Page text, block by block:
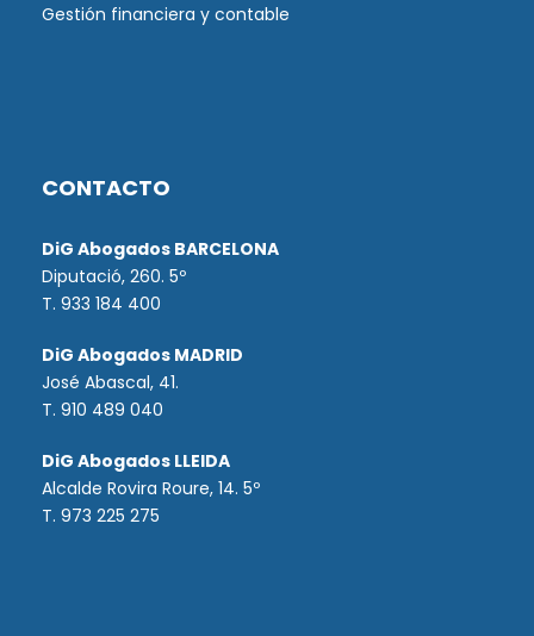
Gestión financiera y contable
CONTACTO
DiG Abogados BARCELONA
Diputació, 260. 5º
T. 933 184 400
DiG Abogados MADRID
José Abascal, 41.
T. 910 489 040
DiG Abogados LLEIDA
Alcalde Rovira Roure, 14. 5º
T. 973 225 275